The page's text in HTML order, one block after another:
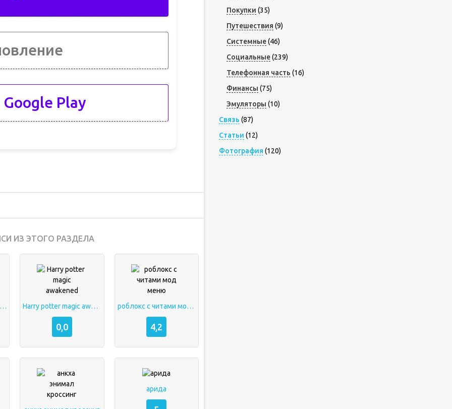
Play
ИЗ ЭТОГО РАЗДЕЛА
mystery на русском Harry potter magic awakened
0,0
роблокс с читами мод меню
4,2
арида
Покупки (35)
Путешествия (9)
Системные(46)
Социальные(239)
Телефонная часть (16)
Финансы (75)
Эмуляторы (10)
Связь (87)
Статьи (12)
Фотография (120)